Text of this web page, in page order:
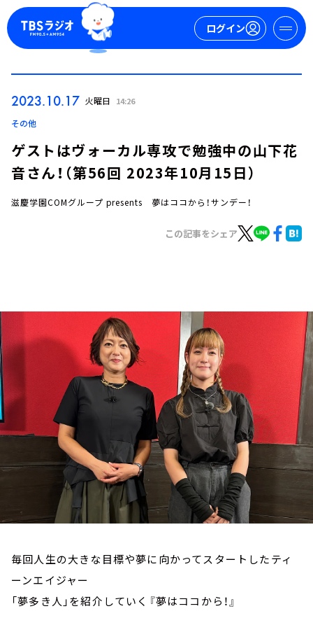
ログイン
イベント・グッズ
YouTube
会社情報
2023.10.17 火曜日 14:26
その他
ゲストはヴォーカル専攻で勉強中の山下花
音さん！（第56回 2023年10月15日）
滋慶学園COMグループ presents 夢はココから！サンデー！
この記事をシェア
毎回人生の大きな目標や夢に向かってスタートしたティ
ーンエイジャー
「夢多き人」を紹介していく『夢はココから！』